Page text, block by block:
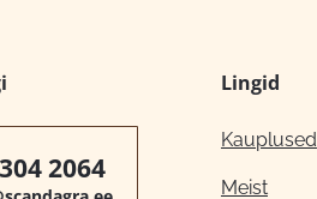
2064
Lingid
Kauplused
Meist